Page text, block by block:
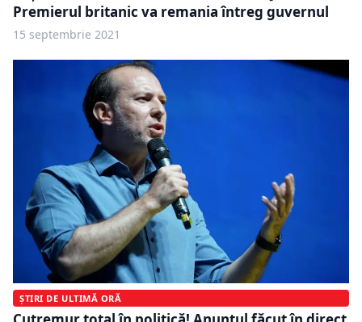
Premierul britanic va remania întreg guvernul
15 septembrie 2021
ȘTIRI DE ULTIMĂ ORĂ